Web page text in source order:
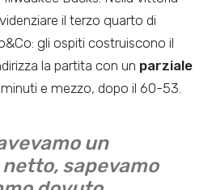
il terzo quarto di
gli ospiti costruiscono il
la partita con un parziale
minuti e mezzo, dopo il 60-53.
un
sapevamo